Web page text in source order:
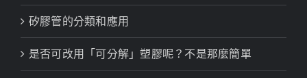
矽膠管的分類和應用
是否可改用「可分解」塑膠呢？不是那麼簡單